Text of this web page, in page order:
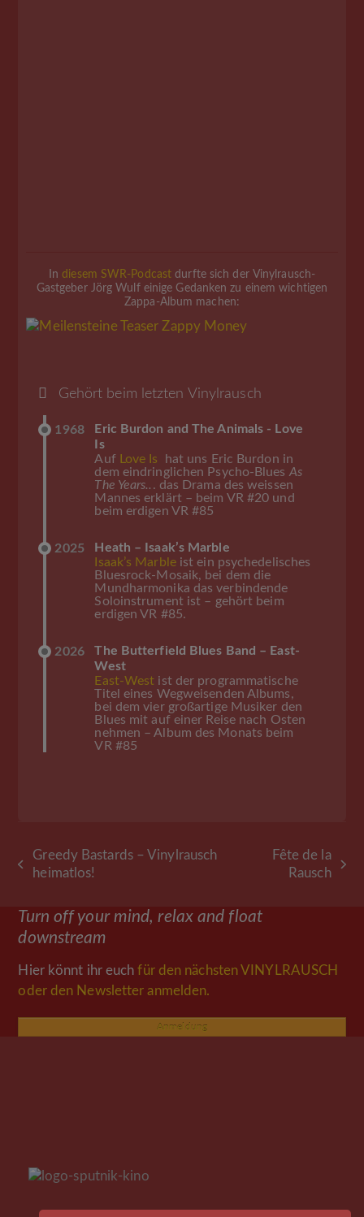
In diesem SWR-Podcast durfte sich der Vinylrausch-
Gastgeber Jörg Wulf einige Gedanken zu einem wichtigen
Zappa-Album machen:
Gehört beim letzten Vinylrausch
1968
Eric Burdon and The Animals - Love
Is
Auf
Love Is hat uns Eric Burdon in
dem eindringlichen Psycho-Blues As
The Years.. . das Drama des weissen
Mannes erklärt – beim VR #20 und
beim erdigen VR #85
2025
Heath – Isaak’s Marble
Isaak’s Marbleist ein psychedelisches
Bluesrock-Mosaik, bei dem die
Mundharmonika das verbindende
Soloinstrument ist – gehört beim
erdigen VR #85.
2026
The Butterfield Blues Band – East-
West
East-West ist der programmatische
Titel eines Wegweisenden Albums,
bei dem vier großartige Musiker den
Blues mit auf einer Reise nach Osten
nehmen – Album des Monats beim
VR #85
vorheriger
Greedy Bastards – Vinylrausch
heimatlos!
Nächster
Fête de la
Rausch
Turn off your mind, relax and float
downstream
Hier könnt ihr euchfür den nächsten VINYLRAUSCH
oder den Newsletter anmelden.
Anmeldung